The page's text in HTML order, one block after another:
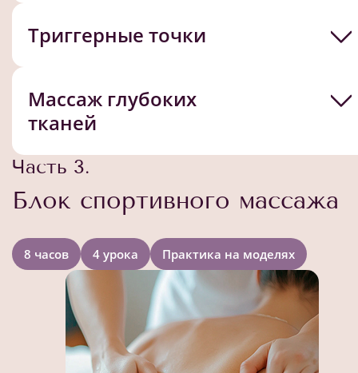
Триггерные точки
Массаж глубоких
тканей
Часть 3.
Блок спортивного массажа
8 часов 4 урока Практика на моделях